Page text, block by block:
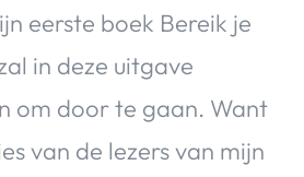
eerste boek Bereik je
in deze uitgave
om door te gaan. Want
van de lezers van mijn